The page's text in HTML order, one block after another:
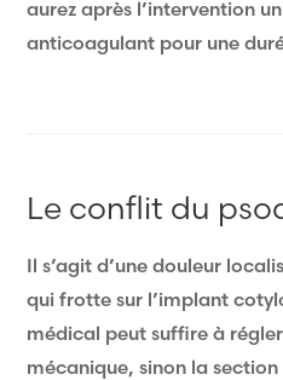
aurez après l’intervention
anticoagulant pour une
Le conflit du
Il s’agit d’une douleur
qui frotte sur l’implant
médical peut suffire à
mécanique, sinon la